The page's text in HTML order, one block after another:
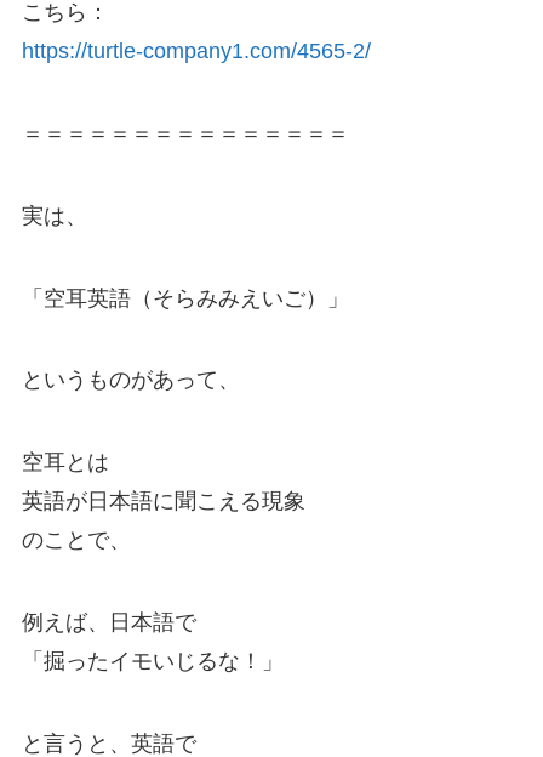
こちら：
https://turtle-company1.com/4565-2/
＝＝＝＝＝＝＝＝＝＝＝＝＝＝＝
実は、
「空耳英語（そらみみえいご）」
というものがあって、
空耳とは
英語が日本語に聞こえる現象
のことで、
例えば、日本語で
「掘ったイモいじるな！」
と言うと、英語で